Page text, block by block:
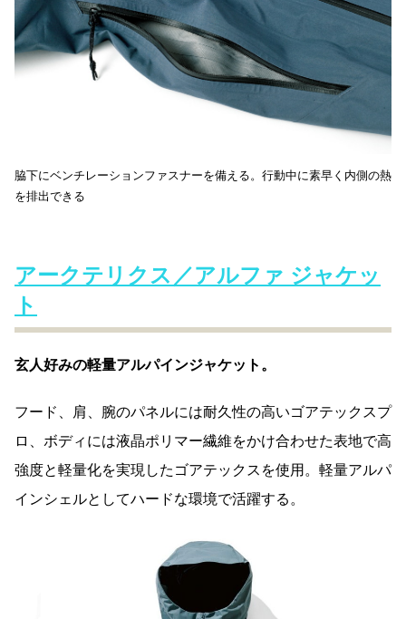
脇下にベンチレーションファスナーを備える。行動中に素早く内側の熱
を排出できる
アークテリクス／アルファ ジャケッ
ト
玄人好みの軽量アルパインジャケット。
フード、肩、腕のパネルには耐久性の高いゴアテックスプ
ロ、ボディには液晶ポリマー繊維をかけ合わせた表地で高
強度と軽量化を実現したゴアテックスを使用。軽量アルパ
インシェルとしてハードな環境で活躍する。